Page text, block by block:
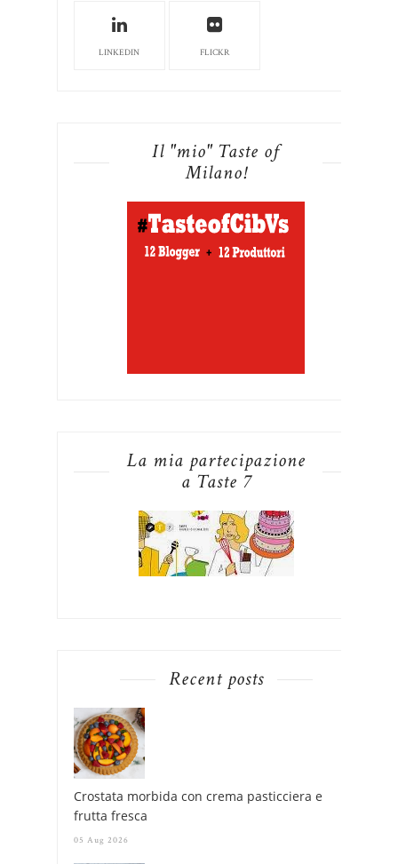
LINKEDIN FLICKR
Il "mio" Taste of
Milano!
La mia partecipazione
a Taste 7
Recent posts
Crostata morbida con crema pasticciera e
frutta fresca
05 Aug 2026